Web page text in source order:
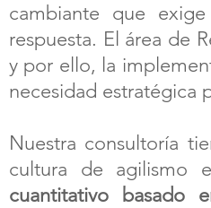
cambiante que
respuesta. El área de
y por ello, la
necesidad estratégica
Nuestra consultoría
cultura de agilismo
cuantitativo basado